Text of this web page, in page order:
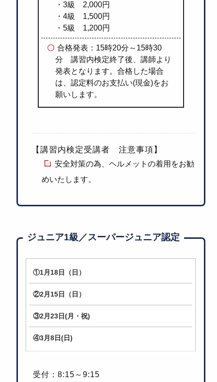
・3級 2,000円
・4級 1,500円
・5級 1,200円
合格発表：15時20分～15時30
分 講習内検定終了後、講師より
発表となります。合格した場合
は、認定料のお支払い(現金)をお
願いします。
【講習内検定受講者 注意事項】
安全対策の為、ヘルメットの着用をお勧
めいたします。
ジュニア1級／スーパージュニア認定
①1月18日（日）
②2月15日（日）
③2月23日(月・祝)
④3月8日(日)
受付：8:15～9:15